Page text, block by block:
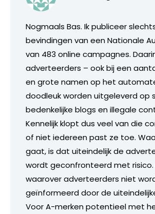
Nogmaals Bas. Ik publiceer
bevindingen van een Nationale
van 483 online campagnes.
adverteerders – ook bij een
en grote namen op het
doodleuk worden uitgeleverd op
bedenkelijke blogs en illegale
Kennelijk klopt dus veel van die
of niet iedereen past ze toe.
gaat, is dat uiteindelijk de
wordt geconfronteerd met risico.
waarover adverteerders niet
geïnformeerd door de
Voor A-merken potentieel met